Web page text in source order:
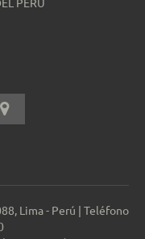
Lima - Perú | Teléfono